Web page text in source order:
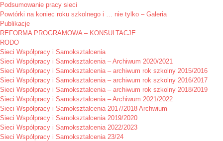
Podsumowanie pracy sieci
Powtórki na koniec roku szkolnego i … nie tylko – Galeria
Publikacje
REFORMA PROGRAMOWA – KONSULTACJE
RODO
Sieci Współpracy i Samokształcenia
Sieci Współpracy i Samokształcenia – Archiwum 2020/2021
Sieci Współpracy i Samokształcenia – archiwum rok szkolny 2015/2016
Sieci Współpracy i Samokształcenia – archiwum rok szkolny 2016/2017
Sieci Współpracy i Samokształcenia – archiwum rok szkolny 2018/2019
Sieci Współpracy i Samokształcenia – Archiwum 2021/2022
Sieci Współpracy i Samokształcenia 2017/2018 Archwium
Sieci Współpracy i Samokształcenia 2019/2020
Sieci Współpracy i Samokształcenia 2022/2023
Sieci Współpracy i Samokształcenia 23/24